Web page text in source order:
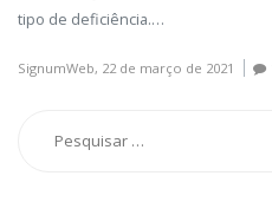
tipo de deficiência.…
SignumWeb, 22 de março de 2021